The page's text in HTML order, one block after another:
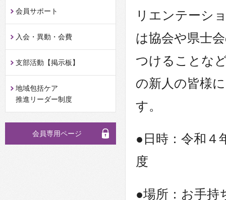
会員サポート
入会・異動・会費
支部活動【掲示板】
地域包括ケア
推進リーダー制度
会員専用ページ
リエンテーシ
は協会や県士
つけることな
の新人の皆様
す。
●日時：令和４
度
●場所：お手持